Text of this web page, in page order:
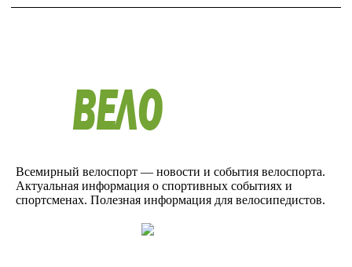
Всемирный велоспорт — новости и события велоспорта.
Актуальная информация о спортивных событиях и
спортсменах. Полезная информация для велосипедистов.